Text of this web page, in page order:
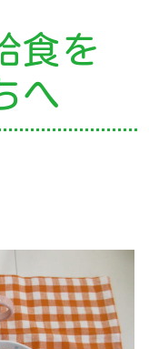
食を
へ